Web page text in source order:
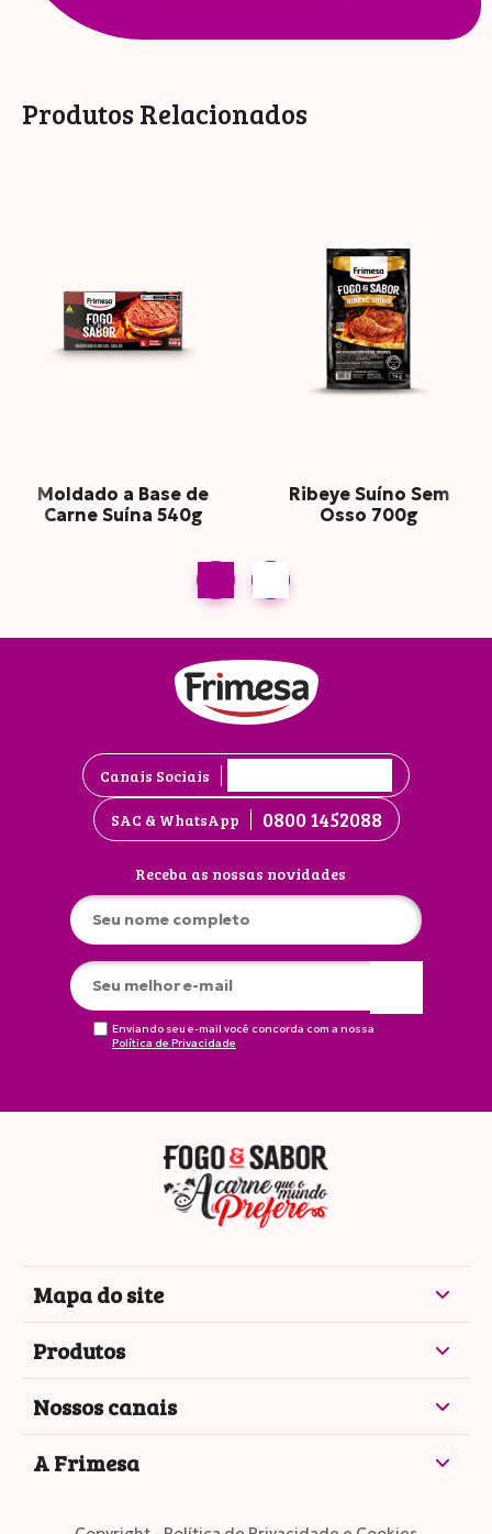
Produtos Relacionados
Moldado a Base de
Carne Suína 540g
Ribeye Suíno Sem
Osso 700g
Porção: Porção
Canais Sociais
SAC & WhatsApp 0800 1452088
Receba as nossas novidades
Enviando seu e-mail você concorda com a nossa
Política de Privacidade
Mapa do site
Produtos
Nossos canais
A Frimesa